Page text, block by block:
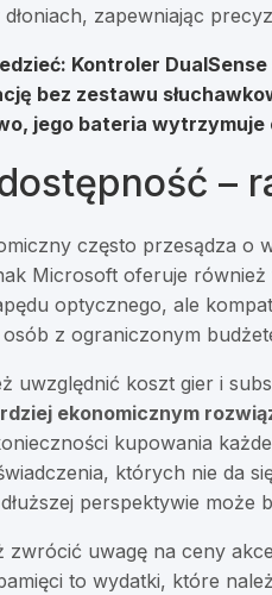
zapewniając
Kontroler
bez zestawu
jego bateria
–
często przesądza o
Microsoft oferuje
optycznego, ale
z ograniczonym
uwzględnić koszt gier i
ekonomicznym
kupowania
których nie da
perspektywie może
zwrócić uwagę na ceny
to wydatki, które